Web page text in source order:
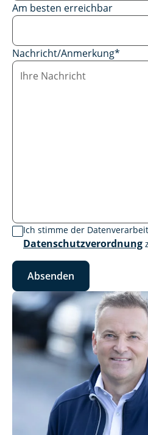
Am besten erreichbar
Nachricht/Anmerkung*
Ich stimme der
Datenschutzverordnung
Absenden